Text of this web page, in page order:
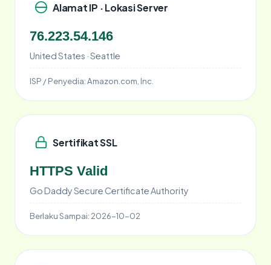
Alamat IP · Lokasi Server
76.223.54.146
United States · Seattle
ISP / Penyedia:Amazon.com, Inc.
Sertifikat SSL
HTTPS Valid
Go Daddy Secure Certificate Authority
Berlaku Sampai: 2026-10-02